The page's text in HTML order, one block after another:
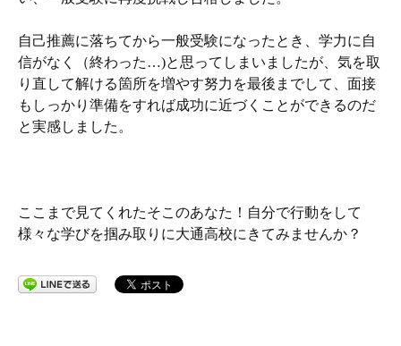
自己推薦に落ちてから一般受験になったとき、学力に自
信がなく（終わった…)と思ってしまいましたが、気を取
り直して解ける箇所を増やす努力を最後までして、面接
もしっかり準備をすれば成功に近づくことができるのだ
と実感しました。
ここまで見てくれたそこのあなた！自分で行動をして
様々な学びを掴み取りに大通高校にきてみませんか？